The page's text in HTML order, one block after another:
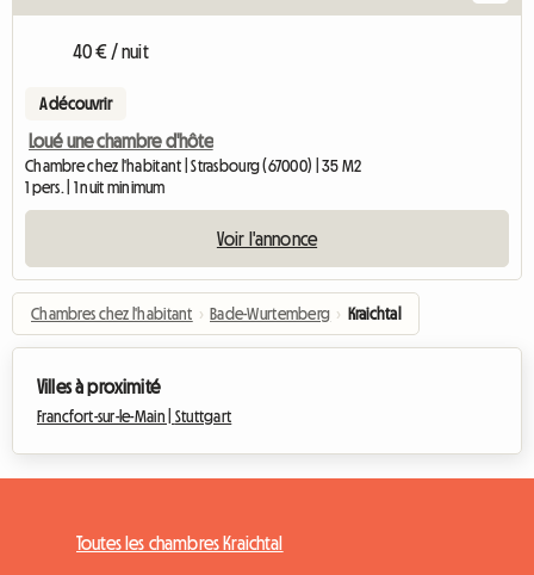
40 € / nuit
A découvrir
Loué une chambre d'hôte
Chambre chez l'habitant | Strasbourg (67000) | 35 M2
1 pers. | 1 nuit minimum
Voir l'annonce
Chambres chez l'habitant › Bade-Wurtemberg › Kraichtal
Villes à proximité
Francfort-sur-le-Main | Stuttgart
Toutes les chambres Kraichtal